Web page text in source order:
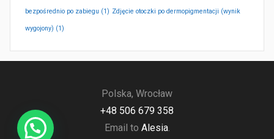
bezpośrednio po zabiegu (1) Zdjęcie otoczki po dermopigmentacji (wynik
wygojony) (1)
Polska, Wrocław
+48 506 679 358
Email to Alesia.